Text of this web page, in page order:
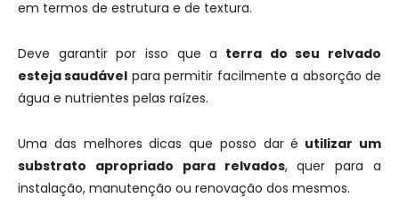
em termos de estrutura e de textura.
Deve garantir por isso que a terra do seu relvado
esteja saudável para permitir facilmente a absorção de
água e nutrientes pelas raízes.
Uma das melhores dicas que posso dar é utilizar um
substrato apropriado para relvados, quer para a
instalação, manutenção ou renovação dos mesmos.